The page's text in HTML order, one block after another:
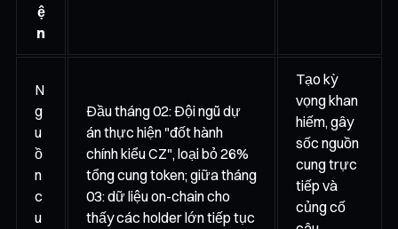
ệ
n
N
g
u
ồ
n
c
u
Đầu tháng 02: Đội ngũ dự
án thực hiện "đốt hành
chính kiểu CZ", loại bỏ 26%
tổng cung token; giữa tháng
03: dữ liệu on-chain cho
thấy các holder lớn tiếp tục
Tạo kỳ
vọng khan
hiếm, gây
sốc nguồn
cung trực
tiếp và
củng cố